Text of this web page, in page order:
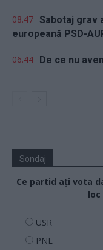
08.47 Sabotaj grav
europeană PSD-
06.44 De ce nu
Sondaj
Ce partid ați vota
USR
PNL